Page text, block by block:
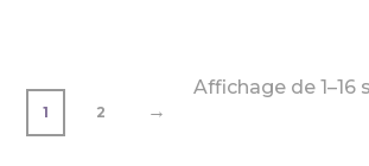
1 2 →
Affichage de 1–16